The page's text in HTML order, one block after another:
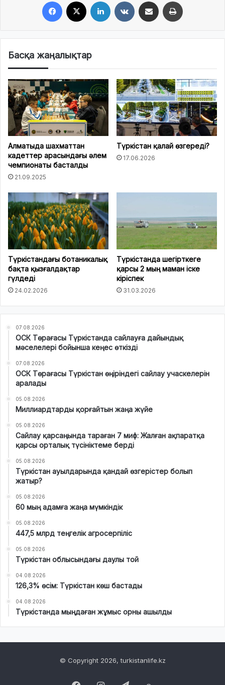
Басқа жаңалықтар
Алматыда шахматтан
кадеттер арасындағы әлем
чемпионаты басталды
21.09.2025
Түркістан қалай өзгереді?
17.06.2026
Түркістандағы ботаникалық
бақта қызғалдақтар
гүлдеді
24.02.2026
Түркістанда шегірткеге
қарсы 2 мың маман іске
кіріспек
31.03.2026
07.08.2026
ОСК Төрағасы Түркістанда сайлауға дайындық
мәселелері бойынша кеңес өткізді
07.08.2026
ОСК Төрағасы Түркістан өңіріндегі сайлау учаскелерін
аралады
05.08.2026
Миллиардтарды қорғайтын жаңа жүйе
05.08.2026
Сайлау қарсаңында тараған 7 миф: Жалған ақпаратқа
қарсы орталық түсініктеме берді
05.08.2026
Түркістан ауылдарында қандай өзгерістер болып
жатыр?
05.08.2026
60 мың адамға жаңа мүмкіндік
05.08.2026
447,5 млрд теңгелік агросерпіліс
05.08.2026
Түркістан облысындағы даулы той
04.08.2026
126,3% өсім: Түркістан көш бастады
04.08.2026
Түркістанда мыңдаған жұмыс орны ашылды
© Copyright 2026, turkistanlife.kz